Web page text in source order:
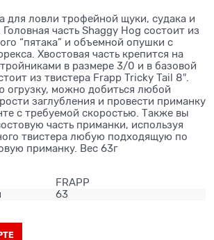
для ловли трофейной щуки, судака и
часть Shaggy Hog состоит из
“пятака” и объемной опушки с
Хвостовая часть крепится на
в размере 3/0 и в базовой
из твистера Frapp Tricky Tail 8″.
огрузку, можно добиться любой
заглубления и провести приманку
с требуемой скоростью. Также вы
часть приманки, используя
твистера любую подходящую по
приманку. Вес 63г
FRAPP
63